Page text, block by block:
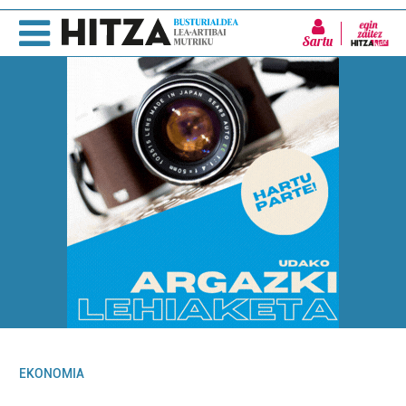
Sartu
EKONOMIA